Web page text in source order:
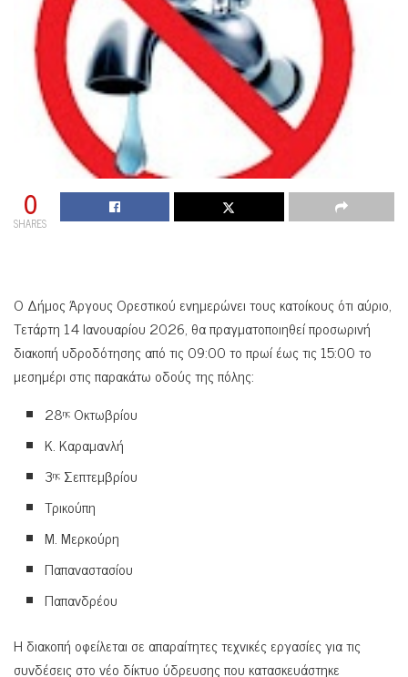
0
SHARES
Ο Δήμος Άργους Ορεστικού ενημερώνει τους κατοίκους ότι αύριο,
Τετάρτη 14 Ιανουαρίου 2026, θα πραγματοποιηθεί προσωρινή
διακοπή υδροδότησης από τις 09:00 το πρωί έως τις 15:00 το
μεσημέρι στις παρακάτω οδούς της πόλης:
28ης Οκτωβρίου
Κ. Καραμανλή
3ης Σεπτεμβρίου
Τρικούπη
Μ. Μερκούρη
Παπαναστασίου
Παπανδρέου
Η διακοπή οφείλεται σε απαραίτητες τεχνικές εργασίες για τις
συνδέσεις στο νέο δίκτυο ύδρευσης που κατασκευάστηκε